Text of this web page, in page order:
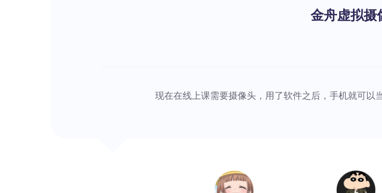
金舟虚拟摄
现在在线上课需要摄像头，用了软件之后，手机就可以